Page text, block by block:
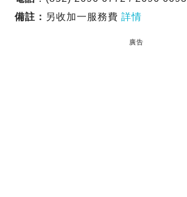
備註： 另收加一服務費 詳情
廣告